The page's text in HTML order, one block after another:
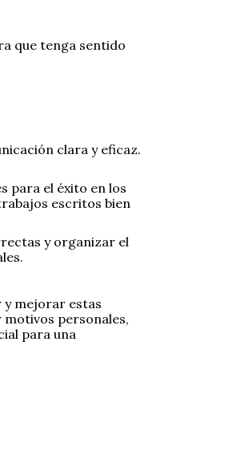
que tenga sentido
clara y eficaz.
para el éxito en los
escritos bien
y organizar el
y mejorar estas
motivos personales,
para una